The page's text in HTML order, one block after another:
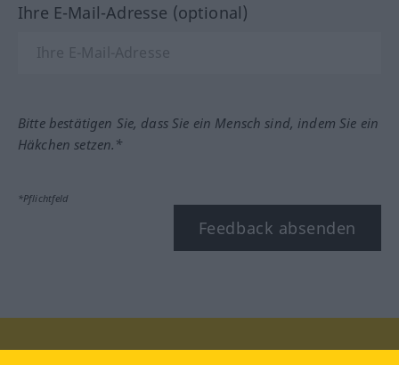
Ihre E-Mail-Adresse (optional)
Bitte bestätigen Sie, dass Sie ein Mensch sind, indem Sie ein
Häkchen setzen.*
*Pflichtfeld
Feedback absenden